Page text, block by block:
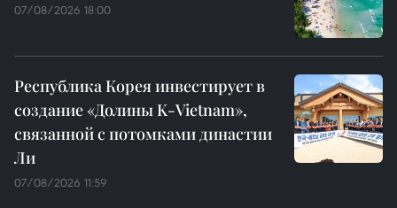
07/08/2026 18:00
Республика Корея инвестирует в
создание «Долины K-Vietnam»,
связанной с потомками династии
Ли
07/08/2026 11:59